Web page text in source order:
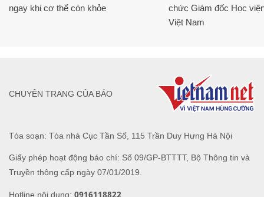
ngay khi cơ thể còn khỏe
chức Giám đốc Học
Việt Nam
Tòa soạn: Tòa nhà Cục Tần Số, 115 Trần Duy Hưng Hà Nội
Giấy phép hoạt động báo chí: Số 09/GP-BTTTT, Bộ Thông tin và
Truyền thông cấp ngày 07/01/2019.
Hotline nội dung: 0916118822
CHUYÊN TRANG CỦA BÁO